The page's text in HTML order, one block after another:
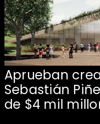
Aprueban
Sebastián
de $4 mil